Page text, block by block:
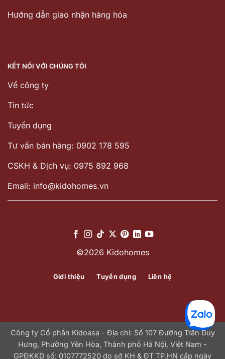
Hướng dẫn giao nhận hàng hóa
KẾT NỐI VỚI CHÚNG TÔI
Về công ty
Tin tức
Tuyển dụng
Tư vấn bán hàng: 0902 178 595
CSKH & Dịch vụ: 0975 892 968
Email: info@kidohomes.vn
©2026 Kidohomes
Giới thiệu Tuyển dụng Liên hệ
Công ty Cổ phần Kidoasa - Địa chỉ: Số 107 Đường Trần Duy
Hưng, Phường Yên Hòa, Thành phố Hà Nội, Việt Nam -
GPĐKKD số: 0107772520 do sở KH & ĐT TP.HN cấp ngày